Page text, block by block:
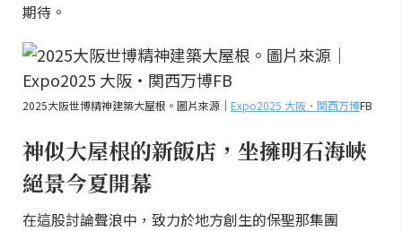
期待。
2025大阪世博精神建築大屋根。圖片來源｜ Expo2025 大阪・関西万博FB
神似大屋根的新飯店，坐擁明石海峽
絕景今夏開幕
在這股討論聲浪中，致力於地方創生的保聖那集團